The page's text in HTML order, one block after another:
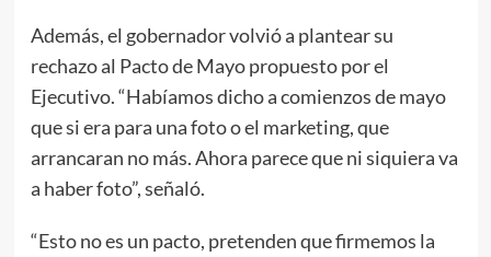
Además, el gobernador volvió a plantear su
rechazo al Pacto de Mayo propuesto por el
Ejecutivo. “Habíamos dicho a comienzos de mayo
que si era para una foto o el marketing, que
arrancaran no más. Ahora parece que ni siquiera va
a haber foto”, señaló.
“Esto no es un pacto, pretenden que firmemos la